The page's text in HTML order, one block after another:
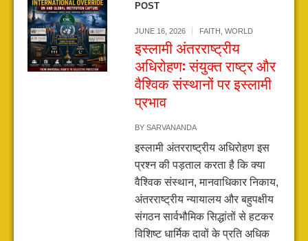
POST
JUNE 16, 2026 FAITH WORLD
इस्लामी अंतरराष्ट्रीय
अधिरोहण: संयुक्त राष्ट्र और
वैश्विक संस्थानों पर इस्लामी
प्रभाव
BY SARVANANDA
इस्लामी अंतरराष्ट्रीय अधिरोहण इस
प्रश्न की पड़ताल करता है कि क्या
वैश्विक संस्थान, मानवाधिकार निकाय,
अंतरराष्ट्रीय न्यायालय और बहुपक्षीय
संगठन सार्वभौमिक सिद्धांतों से हटकर
विशिष्ट धार्मिक दावों के प्रति अधिक